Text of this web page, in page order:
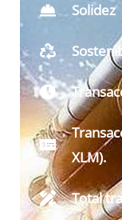
Solidez
XLM).
Total